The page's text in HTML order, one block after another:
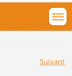
Suivant